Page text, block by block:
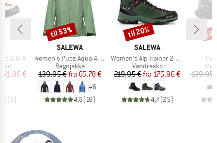
2 GTX
pris
€
( 5)
MÆRKE
SALEWA
Artikel
Women's Puez Aqua 4 PowerTex 2.5L Jacket
Produktgruppe
Regnjakke
Pris
139,95 € Nedsat pris
fra 65,78 €
+6
4,8( 16)
Rabat
til 53%
MÆRKE
SALEWA
Artikel
Women's Alp Trainer 2 Mid GTX
Produktgruppe
Vandresko
Pris
219,95 € Nedsat pris
fra 175,96 €
4,7(25)
Rabat
til 20%
139,95
til